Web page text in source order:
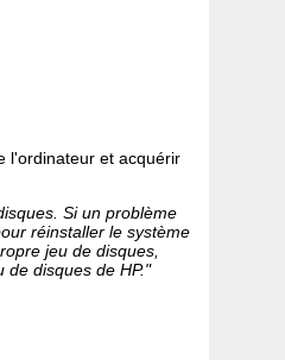
l'ordinateur et acquérir
Si un problème
réinstaller le système
jeu de disques,
de disques de HP."